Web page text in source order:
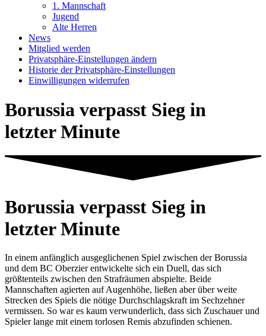
1. Mannschaft
Jugend
Alte Herren
News
Mitglied werden
Privatsphäre-Einstellungen ändern
Historie der Privatsphäre-Einstellungen
Einwilligungen widerrufen
Borussia verpasst Sieg in
letzter Minute
Borussia verpasst Sieg in
letzter Minute
In einem anfänglich ausgeglichenen Spiel zwischen der Borussia
und dem BC Oberzier entwickelte sich ein Duell, das sich
größtenteils zwischen den Strafräumen abspielte. Beide
Mannschaften agierten auf Augenhöhe, ließen aber über weite
Strecken des Spiels die nötige Durchschlagskraft im Sechzehner
vermissen. So war es kaum verwunderlich, dass sich Zuschauer und
Spieler lange mit einem torlosen Remis abzufinden schienen.